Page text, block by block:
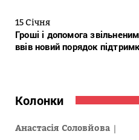
15 Січня
Гроші і допомога
ввів новий порядок
Колонки
Анастасія Соловйова